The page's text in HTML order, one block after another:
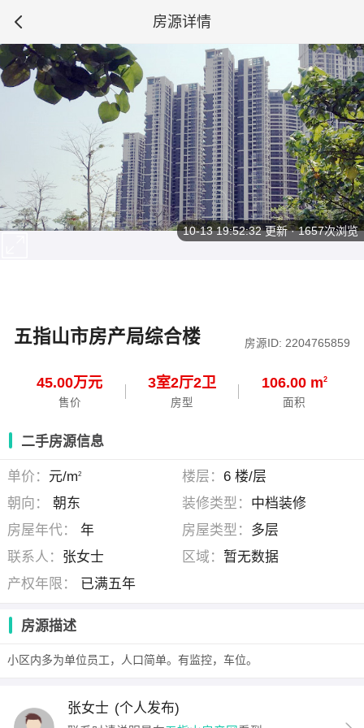
房源详情
五指山市房产局综合楼 房源ID: 2204765859
45.00万元
售价
3室2厅2卫
房型
106.00 m2
面积
10-13 19:52:32更新 · 1657次浏览
二手房源信息
单价： 元/m2 楼层： 6 楼/层
朝向：
朝东 装修类型： 中档装修
房屋年代：
年 房屋类型： 多层
联系人： 张女士 区域： 暂无数据
产权年限：
已满五年
房源描述
小区内多为单位员工，人口简单。有监控，车位。
张女士 (个人发布)